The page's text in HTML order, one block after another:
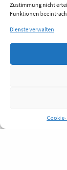
Zustimmung nicht
Funktionen
Dienste verwalten